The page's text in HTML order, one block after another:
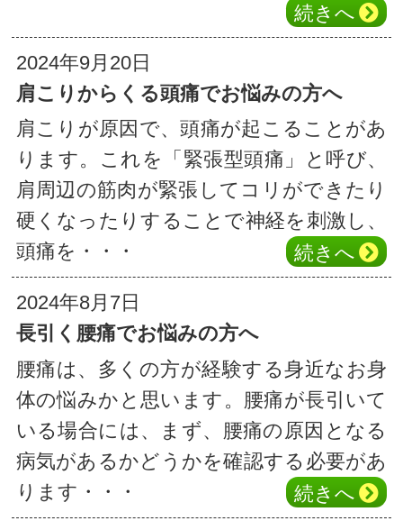
続き へ
2024年9月20日
肩こりからくる頭痛でお悩みの方へ
肩こりが原因で、頭痛が起こることがあ
ります。これを「緊張型頭痛」と呼び、
肩周辺の筋肉が緊張してコリができたり
硬くなったりすることで神経を刺激し、
頭痛を・・・
続き へ
2024年8月7日
長引く腰痛でお悩みの方へ
腰痛は、多くの方が経験する身近なお身
体の悩みかと思います。腰痛が長引いて
いる場合には、まず、腰痛の原因となる
病気があるかどうかを確認する必要があ
ります・・・
続き へ